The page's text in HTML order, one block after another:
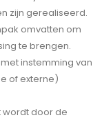
zijn gerealiseerd.
omvatten om
te brengen.
instemming van
of externe)
wordt door de